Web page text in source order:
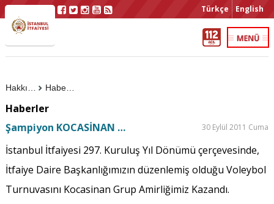
Türkçe English
Haberler
Haberler
Şampiyon KOCASİNAN …
30 Eylül 2011 Cuma
İstanbul İtfaiyesi 297. Kuruluş Yıl Dönümü çerçevesinde,
İtfaiye Daire Başkanlığımızın düzenlemiş olduğu Voleybol
Turnuvasını Kocasinan Grup Amirliğimiz Kazandı.